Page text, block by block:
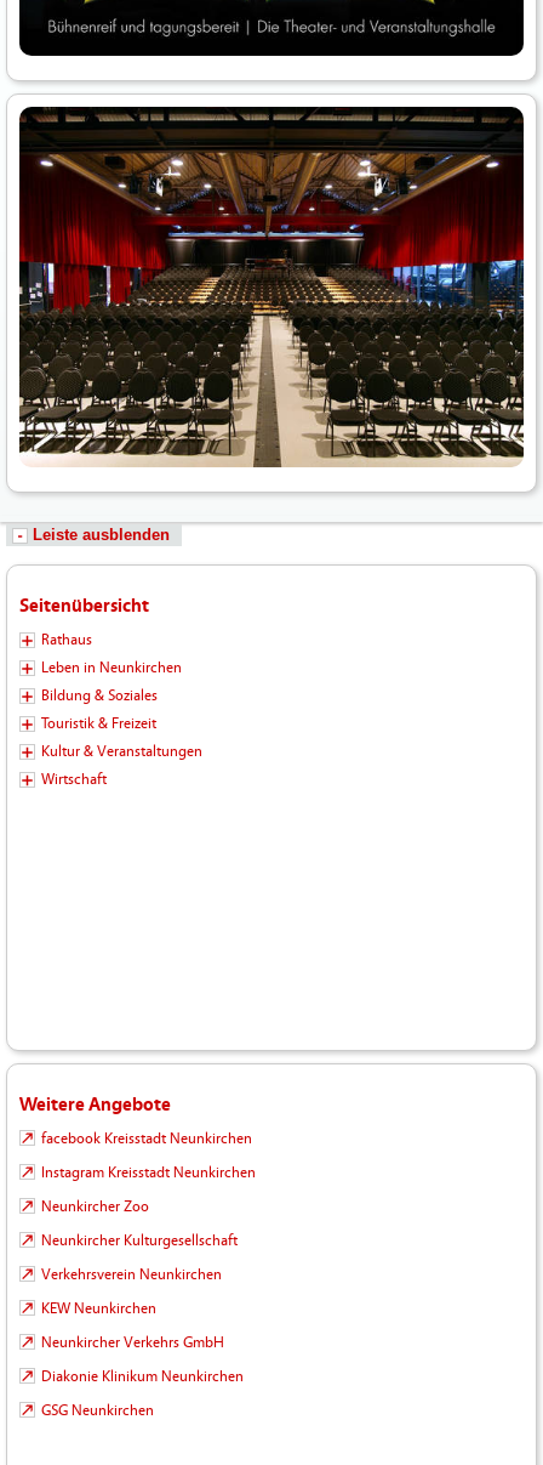
Leiste ausblenden
Seitenübersicht
Rathaus
Leben in Neunkirchen
Bildung & Soziales
Touristik & Freizeit
Kultur & Veranstaltungen
Wirtschaft
Weitere Angebote
facebook Kreisstadt Neunkirchen
Instagram Kreisstadt Neunkirchen
Neunkircher Zoo
Neunkircher Kulturgesellschaft
Verkehrsverein Neunkirchen
KEW Neunkirchen
Neunkircher Verkehrs GmbH
Diakonie Klinikum Neunkirchen
GSG Neunkirchen